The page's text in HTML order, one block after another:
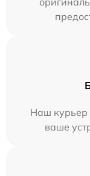
Наш курьер
ваше